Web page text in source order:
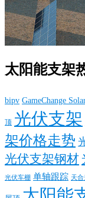
太阳能支架
bipv GameChange
顶 光伏支架
架价格走势
光伏支架钢材
光伏车棚 单轴跟踪 天